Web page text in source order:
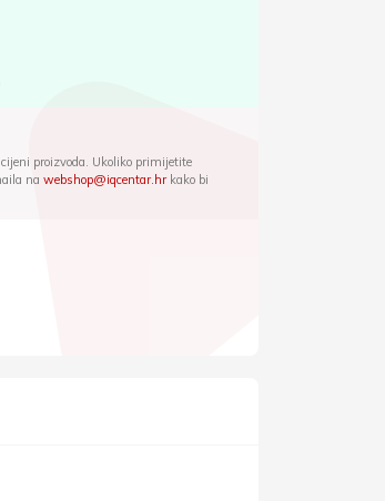
proizvoda. Ukoliko primijetite
na webshop@iqcentar.hrkako bi